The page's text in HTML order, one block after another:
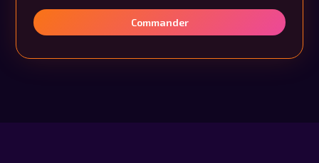
Commander